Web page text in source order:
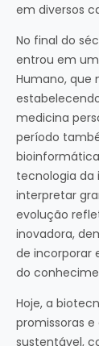
em diversos
No final do
entrou em
Humano, que
medicina
período
tecnologia da
interpretar
evolução
inovadora,
de incorporar
do
Hoje, a
promissoras
sustentável,